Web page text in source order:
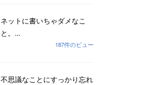
ネットに書いちゃダメなこ
と。...
187件のビュー
不思議なことにすっかり忘れ